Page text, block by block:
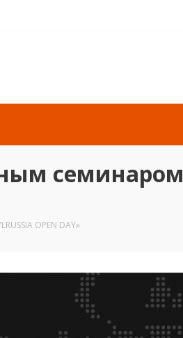
семинаром
OPEN DAY»